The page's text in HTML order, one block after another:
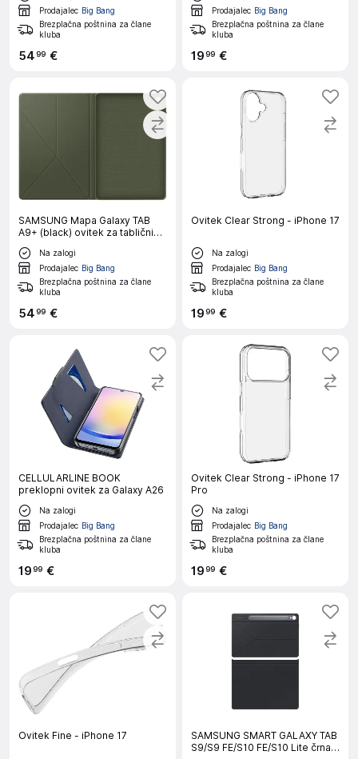
Prodajalec Big Bang
Brezplačna poštnina za člane
kluba
5499 €
Prodajalec Big Bang
Brezplačna poštnina za člane
kluba
1999 €
SAMSUNG Mapa Galaxy TAB
A9+ (black) ovitek za tablični
računalnik
Na zalogi
Prodajalec Big Bang
Brezplačna poštnina za člane
kluba
5499 €
Ovitek Clear Strong - iPhone 17
Na zalogi
Prodajalec Big Bang
Brezplačna poštnina za člane
kluba
1999 €
CELLULARLINE BOOK
preklopni ovitek za Galaxy A26
Na zalogi
Prodajalec Big Bang
Brezplačna poštnina za člane
kluba
1999 €
Ovitek Clear Strong - iPhone 17
Pro
Na zalogi
Prodajalec Big Bang
Brezplačna poštnina za člane
kluba
1999 €
Ovitek Fine - iPhone 17
SAMSUNG SMART GALAXY TAB
S9/S9 FE/S10 FE/S10 Lite črna